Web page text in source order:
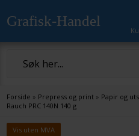
Grafisk-Handel
Forside » Prepress og print » Papir og
Rauch PRC 140N 140 g
Vis uten MVA